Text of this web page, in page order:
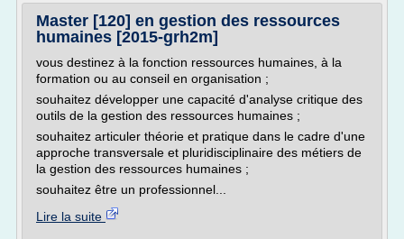
Master [120] en gestion des ressources
humaines [2015-grh2m]
vous destinez à la fonction ressources humaines, à la
formation ou au conseil en organisation ;
souhaitez développer une capacité d'analyse critique des
outils de la gestion des ressources humaines ;
souhaitez articuler théorie et pratique dans le cadre d'une
approche transversale et pluridisciplinaire des métiers de
la gestion des ressources humaines ;
souhaitez être un professionnel...
Lire la suite